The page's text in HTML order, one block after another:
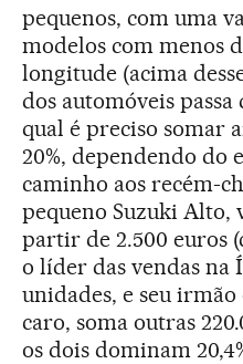
pequenos, com uma
modelos com menos
longitude (acima
dos automóveis passa
qual é preciso somar
20%, dependendo do
caminho aos recém-
pequeno Suzuki Alto,
partir de 2.500 euros
o líder das vendas na
unidades, e seu
caro, soma outras
os dois dominam